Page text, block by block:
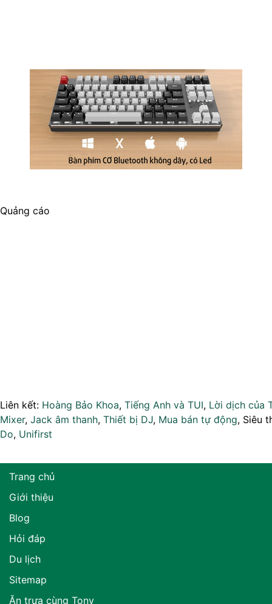
Quảng cáo
Liên kết: Hoàng Bảo Khoa, Tiếng Anh và TUI, Lời dịch của
Mixer, Jack âm thanh, Thiết bị DJ, Mua bán tự động, Siêu
Do, Unifirst
Trang chủ
Giới thiệu
Blog
Hỏi đáp
Du lịch
Sitemap
Ăn trưa cùng Tony